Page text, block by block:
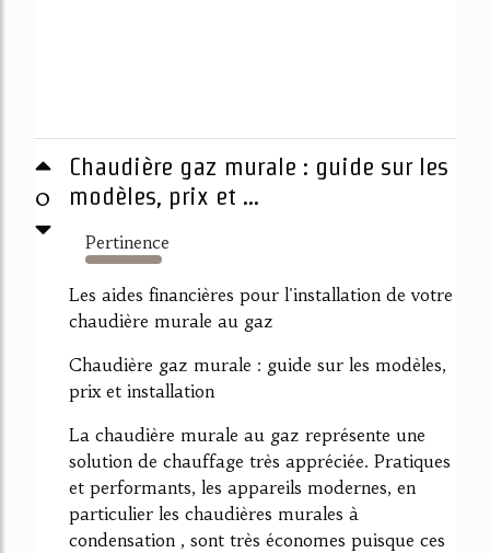
0
Chaudière gaz murale : guide sur les
modèles, prix et ...
Pertinence
6267%
Les aides financières pour l'installation de votre
chaudière murale au gaz
Chaudière gaz murale : guide sur les modèles,
prix et installation
La chaudière murale au gaz représente une
solution de chauffage très appréciée. Pratiques
et performants, les appareils modernes, en
particulier les chaudières murales à
condensation , sont très économes puisque ces